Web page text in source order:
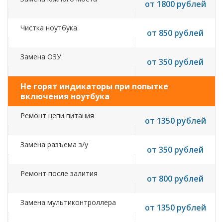
от 1800 рублей
Чистка ноутбука от 850 рублей
Замена ОЗУ от 350 рублей
Не горят индикаторы при попытке
включения ноутбука
Ремонт цепи питания от 1350 рублей
Замена разъема з/у от 350 рублей
Ремонт после залития от 800 рублей
Замена мультиконтроллера от 1350 рублей